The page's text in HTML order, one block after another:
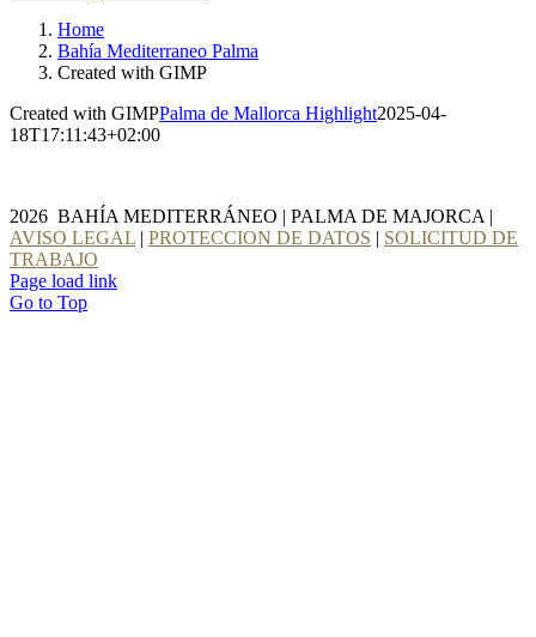
Home
Bahía Mediterraneo Palma
Created with GIMP
Created with GIMPPalma de Mallorca Highlight2025-04-
18T17:11:43+02:00
2026 BAHÍA MEDITERRÁNEO | PALMA DE MAJORCA |
AVISO LEGAL | PROTECCION DE DATOS | SOLICITUD DE
TRABAJO
Page load link
Go to Top